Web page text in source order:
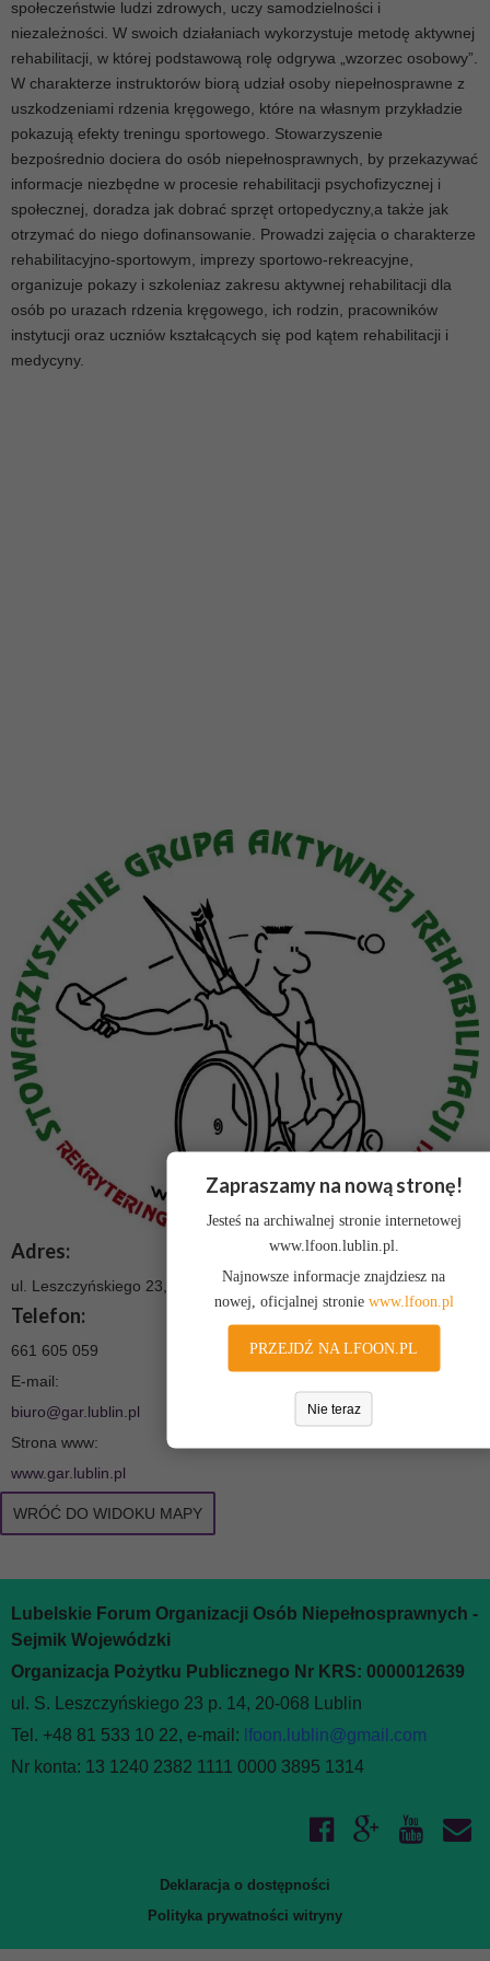
społeczeństwie ludzi zdrowych, uczy samodzielności i
niezależności. W swoich działaniach wykorzystuje metodę aktywnej
rehabilitacji, w której podstawową rolę odgrywa „wzorzec osobowy”.
W charakterze instruktorów biorą udział osoby niepełnosprawne z
uszkodzeniami rdzenia kręgowego, które na własnym przykładzie
pokazują efekty treningu sportowego. Stowarzyszenie
bezpośrednio dociera do osób niepełnosprawnych, by przekazywać
informacje niezbędne w procesie rehabilitacji psychofizycznej i
społecznej, doradza jak dobrać sprzęt ortopedyczny,a także jak
otrzymać do niego dofinansowanie. Prowadzi zajęcia o charakterze
rehabilitacyjno-sportowym, imprezy sportowo-rekreacyjne,
organizuje pokazy i szkoleniaz zakresu aktywnej rehabilitacji dla
osób po urazach rdzenia kręgowego, ich rodzin, pracowników
instytucji oraz uczniów kształcących się pod kątem rehabilitacji i
medycyny.
Adres:
ul. Leszczyńskiego 23, 20-068 Lublin
Telefon:
661 605 059
E-mail:
biuro@gar.lublin.pl
Strona www:
www.gar.lublin.pl
WRÓĆ DO WIDOKU MAPY
Lubelskie Forum Organizacji Osób Niepełnosprawnych -
Sejmik Wojewódzki
Organizacja Pożytku Publicznego Nr KRS: 0000012639
ul. S. Leszczyńskiego 23 p. 14, 20-068 Lublin
Tel. +48 81 533 10 22, e-mail: lfoon.lublin@gmail.com
Nr konta: 13 1240 2382 1111 0000 3895 1314
Deklaracja o dostępności
Polityka prywatności witryny
Zapraszamy na nową stronę!
Jesteś na archiwalnej stronie internetowej
www.lfoon.lublin.pl.
Najnowsze informacje znajdziesz na
nowej, oficjalnej stronie www.lfoon.pl
PRZEJDŹ NA LFOON.PL
Nie teraz